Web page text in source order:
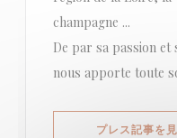
champagne ...
De par sa passion et
nous apporte toute
プレス記事を